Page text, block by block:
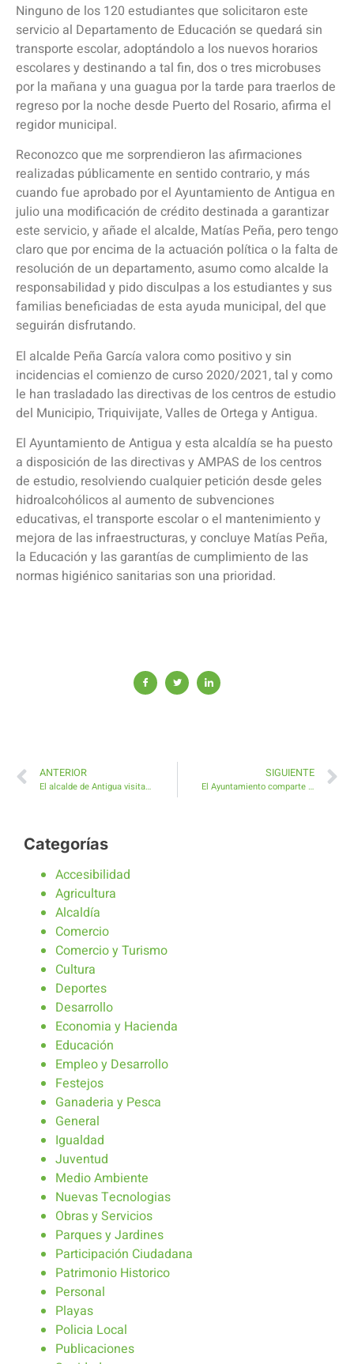
Ninguno de los 120 estudiantes que solicitaron este
servicio al Departamento de Educación se quedará sin
transporte escolar, adoptándolo a los nuevos horarios
escolares y destinando a tal fin, dos o tres microbuses
por la mañana y una guagua por la tarde para traerlos de
regreso por la noche desde Puerto del Rosario, afirma el
regidor municipal.
Reconozco que me sorprendieron las afirmaciones
realizadas públicamente en sentido contrario, y más
cuando fue aprobado por el Ayuntamiento de Antigua en
julio una modificación de crédito destinada a garantizar
este servicio, y añade el alcalde, Matías Peña, pero tengo
claro que por encima de la actuación política o la falta de
resolución de un departamento, asumo como alcalde la
responsabilidad y pido disculpas a los estudiantes y sus
familias beneficiadas de esta ayuda municipal, del que
seguirán disfrutando.
El alcalde Peña García valora como positivo y sin
incidencias el comienzo de curso 2020/2021, tal y como
le han trasladado las directivas de los centros de estudio
del Municipio, Triquivijate, Valles de Ortega y Antigua.
El Ayuntamiento de Antigua y esta alcaldía se ha puesto
a disposición de las directivas y AMPAS de los centros
de estudio, resolviendo cualquier petición desde geles
hidroalcohólicos al aumento de subvenciones
educativas, el transporte escolar o el mantenimiento y
mejora de las infraestructuras, y concluye Matías Peña,
la Educación y las garantías de cumplimiento de las
normas higiénico sanitarias son una prioridad.
ANTERIOR
El alcalde de Antigua visita cada centro de estudio para garantizar un correcto inicio de curso
SIGUIENTE
El Ayuntamiento comparte con AECA embellecer Antigua como atractivo turístico de obligada visita
Categorías
Accesibilidad
Agricultura
Alcaldía
Comercio
Comercio y Turismo
Cultura
Deportes
Desarrollo
Economia y Hacienda
Educación
Empleo y Desarrollo
Festejos
Ganaderia y Pesca
General
Igualdad
Juventud
Medio Ambiente
Nuevas Tecnologias
Obras y Servicios
Parques y Jardines
Participación Ciudadana
Patrimonio Historico
Personal
Playas
Policia Local
Publicaciones